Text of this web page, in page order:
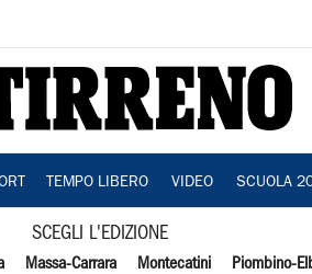
TEMPO LIBERO VIDEO SCUOLA
SCEGLI L'EDIZIONE
Massa-Carrara Montecatini Piombino-